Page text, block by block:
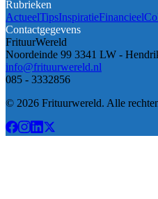
Rubrieken
ActueelTipsInspiratieFinancieel
Contactgegevens
FrituurWereld
Noordeinde 99 3341 LW -
info@frituurwereld.nl
085 - 3332856
© 2026 Frituurwereld. Alle